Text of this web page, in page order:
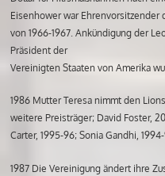
Eisenhower war
von 1966-1967. Ankündigung der
Präsident der
Vereinigten Staaten von Amerika
1986 Mutter Teresa nimmt den
weitere Preisträger; David Foster,
Carter, 1995-96; Sonia Gandhi,
1987 Die Vereinigung ändert ihre